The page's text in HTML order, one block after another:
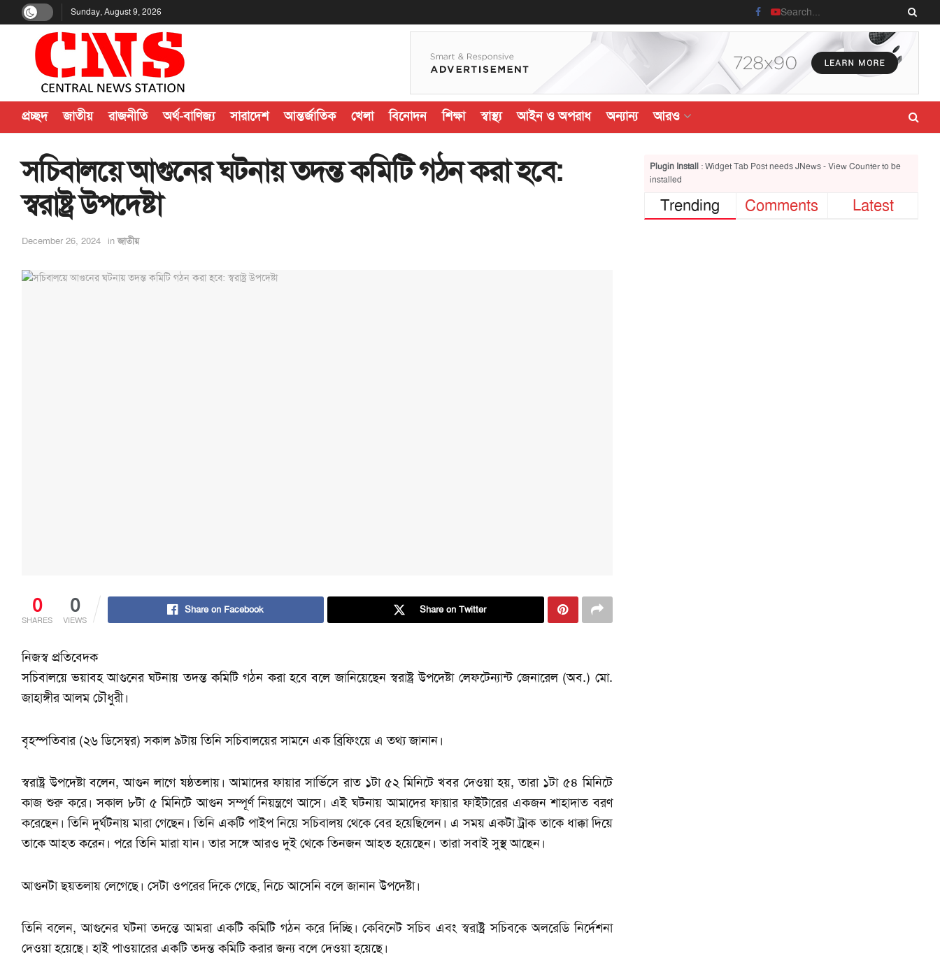
Sunday, August 9, 2026
প্রচ্ছদ জাতীয় রাজনীতি অর্থ-বাণিজ্য সারাদেশ আন্তর্জাতিক খেলা বিনোদন শিক্ষা স্বাস্থ্য আইন ও অপরাধ অন্যান্য আরও
সচিবালয়ে আগুনের ঘটনায় তদন্ত কমিটি গঠন করা হবে:
স্বরাষ্ট্র উপদেষ্টা
December 26, 2024 in জাতীয়
0
SHARES
0
VIEWS
Share on Facebook Share on Twitter
নিজস্ব প্রতিবেদক
সচিবালয়ে ভয়াবহ আগুনের ঘটনায় তদন্ত কমিটি গঠন করা হবে বলে জানিয়েছেন স্বরাষ্ট্র উপদেষ্টা লেফটেন্যান্ট জেনারেল (অব.) মো.
জাহাঙ্গীর আলম চৌধুরী।
বৃহস্পতিবার (২৬ ডিসেম্বর) সকাল ৯টায় তিনি সচিবালয়ের সামনে এক ব্রিফিংয়ে এ তথ্য জানান।
স্বরাষ্ট্র উপদেষ্টা বলেন, আগুন লাগে ষষ্ঠতলায়। আমাদের ফায়ার সার্ভিসে রাত ১টা ৫২ মিনিটে খবর দেওয়া হয়, তারা ১টা ৫৪ মিনিটে
কাজ শুরু করে। সকাল ৮টা ৫ মিনিটে আগুন সম্পূর্ণ নিয়ন্ত্রণে আসে। এই ঘটনায় আমাদের ফায়ার ফাইটারের একজন শাহাদাত বরণ
করেছেন। তিনি দুর্ঘটনায় মারা গেছেন। তিনি একটি পাইপ নিয়ে সচিবালয় থেকে বের হয়েছিলেন। এ সময় একটা ট্রাক তাকে ধাক্কা দিয়ে
তাকে আহত করেন। পরে তিনি মারা যান। তার সঙ্গে আরও দুই থেকে তিনজন আহত হয়েছেন। তারা সবাই সুস্থ আছেন।
আগুনটা ছয়তলায় লেগেছে। সেটা ওপরের দিকে গেছে, নিচে আসেনি বলে জানান উপদেষ্টা।
তিনি বলেন, আগুনের ঘটনা তদন্তে আমরা একটি কমিটি গঠন করে দিচ্ছি। কেবিনেট সচিব এবং স্বরাষ্ট্র সচিবকে অলরেডি নির্দেশনা
দেওয়া হয়েছে। হাই পাওয়ারের একটি তদন্ত কমিটি করার জন্য বলে দেওয়া হয়েছে।
Plugin Install: Widget Tab Post needs JNews - View Counter to be
installed
Trending Comments Latest